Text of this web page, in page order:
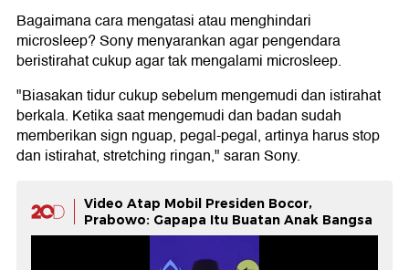
Bagaimana cara mengatasi atau menghindari
microsleep? Sony menyarankan agar pengendara
beristirahat cukup agar tak mengalami microsleep.
"Biasakan tidur cukup sebelum mengemudi dan istirahat
berkala. Ketika saat mengemudi dan badan sudah
memberikan sign nguap, pegal-pegal, artinya harus stop
dan istirahat, stretching ringan," saran Sony.
Video Atap Mobil Presiden Bocor,
Prabowo: Gapapa Itu Buatan Anak Bangsa